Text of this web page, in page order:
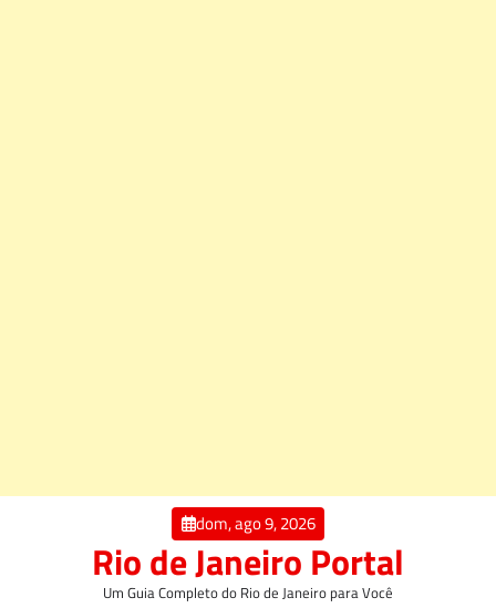
dom, ago 9, 2026
Rio de Janeiro Portal
Um Guia Completo do Rio de Janeiro para Você